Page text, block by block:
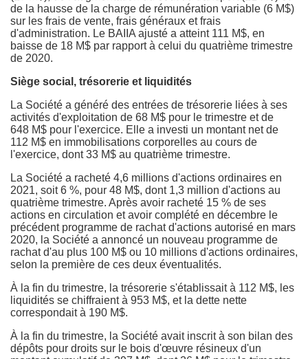
de la hausse de la charge de rémunération variable (6 M$)
sur les frais de vente, frais généraux et frais
d'administration. Le BAIIA ajusté a atteint 111 M$, en
baisse de 18 M$ par rapport à celui du quatrième trimestre
de 2020.
Siège social, trésorerie et liquidités
La Société a généré des entrées de trésorerie liées à ses
activités d'exploitation de 68 M$ pour le trimestre et de
648 M$ pour l'exercice. Elle a investi un montant net de
112 M$ en immobilisations corporelles au cours de
l'exercice, dont 33 M$ au quatrième trimestre.
La Société a racheté 4,6 millions d'actions ordinaires en
2021, soit 6 %, pour 48 M$, dont 1,3 million d'actions au
quatrième trimestre. Après avoir racheté 15 % de ses
actions en circulation et avoir complété en décembre le
précédent programme de rachat d'actions autorisé en mars
2020, la Société a annoncé un nouveau programme de
rachat d'au plus 100 M$ ou 10 millions d'actions ordinaires,
selon la première de ces deux éventualités.
À la fin du trimestre, la trésorerie s'établissait à 112 M$, les
liquidités se chiffraient à 953 M$, et la dette nette
correspondait à 190 M$.
À la fin du trimestre, la Société avait inscrit à son bilan des
dépôts pour droits sur le bois d'œuvre résineux d'un